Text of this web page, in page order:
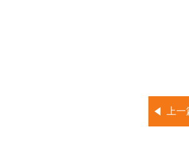
上